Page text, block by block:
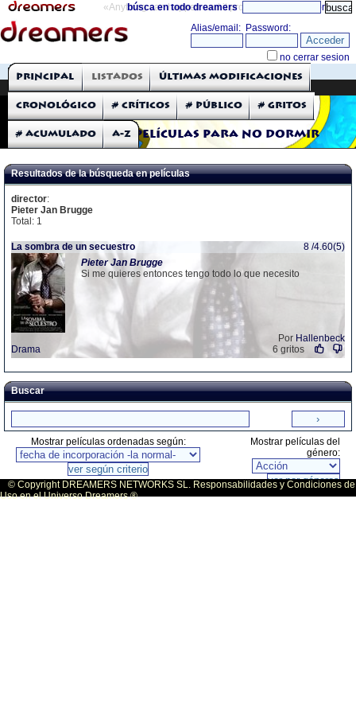
«Anything can happen and it probably will» directorio
búsca en todo dreamers
THE DREAMERS
Críticas: Películas
Películas para no dormir
Principal Listados Últimas modificaciones
Cronológico # Críticos # Público # Gritos
# Acumulado A-Z
Resultados de la búsqueda en películas
director:
Pieter Jan Brugge
Total: 1
La sombra de un secuestro
8 /4.60(5)
Pieter Jan Brugge
Si me quieres entonces tengo todo lo que necesito
Por Hallenbeck
Drama
6 gritos
Buscar
Mostrar películas ordenadas según:
Mostrar películas del
género:
© Copyright DREAMERS NETWORKS SL. Responsabilidades y Condiciones de
Uso en el Universo Dreamers ®